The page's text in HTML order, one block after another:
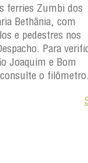
ferries Zumbi dos
Bethânia, com
e pedestres nos
Para
Joaquim e Bom
o